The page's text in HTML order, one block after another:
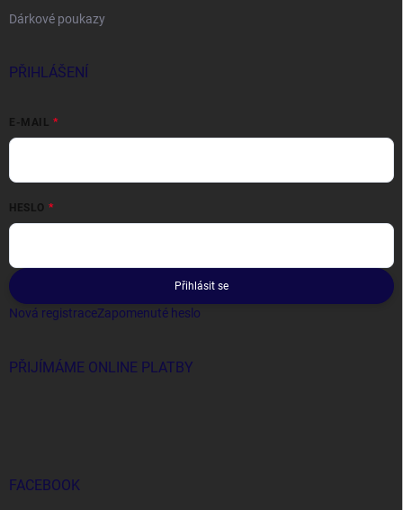
Dárkové poukazy
PŘIHLÁŠENÍ
E-MAIL
HESLO
Přihlásit se
Nová registraceZapomenuté heslo
PŘIJÍMÁME ONLINE PLATBY
FACEBOOK